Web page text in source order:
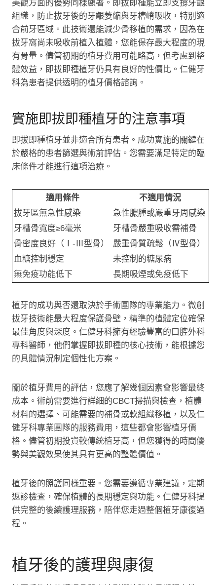
美觀方面的優勢同樣顯著。即拔即種能立即支撐牙齦
組織，防止拔牙後的牙齦萎縮與牙槽嵴吸收，特別適
合前牙區域。此技術還能減少骨移植的需求，因為在
拔牙窩尚未吸收前植入植體，您能保存最大程度的現
有骨量。儘管初期的植牙費用可能略高，但考慮到整
體效益，即拔即種植牙仍具有良好的性價比。仁健牙
科為患者提供透明的植牙價格諮詢。
實施即拔即種植牙的注意事項
即拔即種植牙並非適合所有患者。成功實施的關鍵在
於嚴格的患者篩選與術前評估。您需要滿足特定的臨
床條件才能進行這項治療。
適用條件
不適用情況
拔牙區無急性感染
急性膿腫或嚴重牙周感染
牙槽骨寬度≥6毫米
牙槽骨嚴重吸收需補骨
骨密度良好（Ⅰ-Ⅲ型骨）
嚴重骨質疏鬆（Ⅳ型骨）
血糖控制穩定
未控制的糖尿病
無免疫功能低下
長期吸煙或免疫低下
植牙的成功與否還取決於手術團隊的專業能力。微創
拔牙技術能最大程度保護骨壁，精準的植體定位確保
最佳角度與深度。仁健牙科擁有經驗豐富的口腔外科
專科醫師，他們掌握即拔即種的核心技術，能根據您
的具體情況制定個性化方案。
關於植牙費用的評估，您應了解幾個因素會影響最終
成本。術前需要進行詳細的CBCT掃描與檢查，植體
材料的選擇、可能需要的補骨或軟組織移植，以及仁
健牙科專業團隊的服務費用，這些都會影響植牙價
格。儘管初期投資較傳統植牙高，但您獲得的時間優
勢與美觀效果使其具有更高的整體價值。
植牙後的照護同樣重要。您需要遵循專業建議，定期
返診檢查，確保植體的長期穩定與功能。仁健牙科提
供完整的後續護理服務，陪伴您走過整個植牙康復過
程。
植牙後的護理與康復